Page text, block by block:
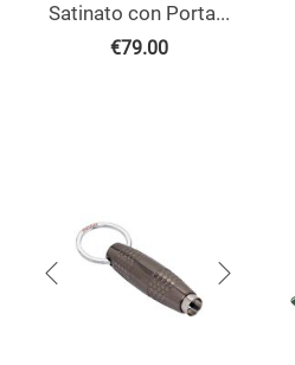
Satinato con Porta...
€79.00